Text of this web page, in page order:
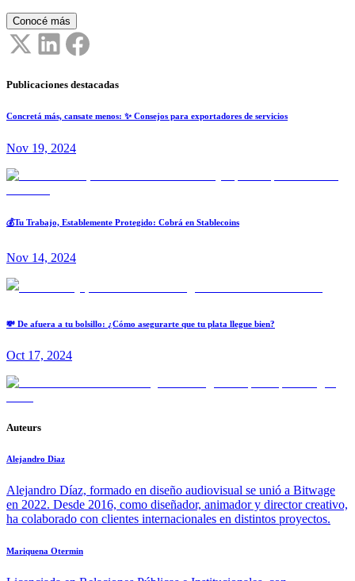
Conocé más
Publicaciones destacadas
Concretá más, cansate menos: ✨ Consejos para exportadores de servicios
Nov 19, 2024
💰Tu Trabajo, Establemente Protegido: Cobrá en Stablecoins
Nov 14, 2024
💸 De afuera a tu bolsillo: ¿Cómo asegurarte que tu plata llegue bien?
Oct 17, 2024
Auteurs
Alejandro Diaz
Alejandro Díaz, formado en diseño audiovisual se unió a Bitwage
en 2022. Desde 2016, como diseñador, animador y director creativo,
ha colaborado con clientes internacionales en distintos proyectos.
Mariquena Otermin